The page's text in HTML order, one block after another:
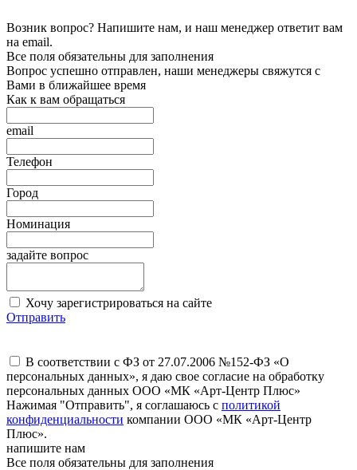
Возник вопрос? Напишите нам, и наш менеджер ответит вам
на email.
Все поля обязательны для заполнения
Вопрос успешно отправлен, наши менеджеры свяжутся с
Вами в ближайшее время
Как к вам обращаться
email
Телефон
Город
Номинация
задайте вопрос
Хочу зарегистрироваться на сайте
Отправить
В соответствии с ФЗ от 27.07.2006 №152-ФЗ «О
персональных данных», я даю свое согласие на обработку
персональных данных ООО «МК «Арт-Центр Плюс»
Нажимая "Отправить", я соглашаюсь с политикой
конфиденциальности компании ООО «МК «Арт-Центр
Плюс».
напишите нам
Все поля обязательны для заполнения